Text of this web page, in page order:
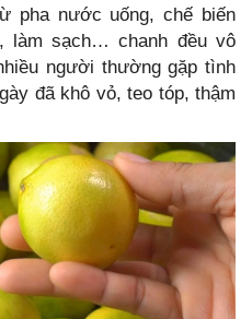
pha nước uống, chế biến
làm sạch… chanh đều vô
người thường gặp tình
đã khô vỏ, teo tóp, thậm